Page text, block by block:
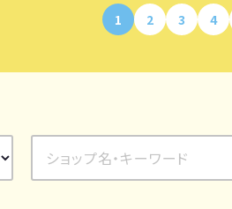
1 2 3 4